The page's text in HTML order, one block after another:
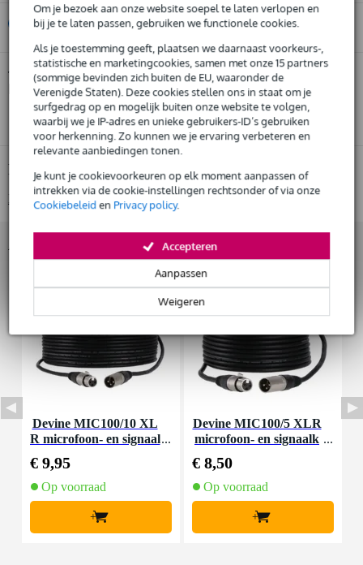
Om je bezoek aan onze website soepel te laten verlopen en
bij je te laten passen, gebruiken we functionele cookies.
Als je toestemming geeft, plaatsen we daarnaast voorkeurs-,
statistische en marketingcookies, samen met onze 15 partners
(sommige bevinden zich buiten de EU, waaronder de
Verenigde Staten). Deze cookies stellen ons in staat om je
surfgedrag op en mogelijk buiten onze website te volgen,
waarbij we je IP-adres en unieke gebruikers-ID’s gebruiken
voor herkenning. Zo kunnen we je ervaring verbeteren en
relevante aanbiedingen tonen.
Je kunt je cookievoorkeuren op elk moment aanpassen of
intrekken via de cookie-instellingen rechtsonder of via onze
Cookiebeleiden Privacy policy.
Weigeren
Aanpassen
Accepteren
Huur dit product
Huur dit product al vanaf 27 euro per maand
Huur meerdere producten tegelijk: min. € 300,- en max.
€ 2.500,-
Gratisthuisbezorgd of op te halen in de winkel
Al na 4 maanden maandelijks opzegbaar
De mogelijkheid om je product(en) met korting te kopen
Huur dit product
Twijfel je of deShure BLX24E/PG58-M17 (662-686 MHz)
handheld draadloosbij je past? Doe de check.
Start de check
Productinformatie
Bekijk alle productspecificaties
Devine MIC100/10 XL
R microfoon- en signaal
€ 9,95
Op voorraad
+
Devine MIC100/5 XLR
microfoon- en signaalk
€ 8,50
Op voorraad
+